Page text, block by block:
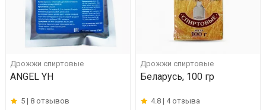
Дрожжи спиртовые
ANGEL YH
5 | 8 отзывов
Дрожжи спиртовые
Беларусь, 100 гр
4.8 | 4 отзыва